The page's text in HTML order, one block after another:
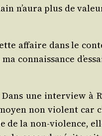
n’aura plus de
affaire dans le
connais­sance
une inter­view à
non violent
la non‑violence,